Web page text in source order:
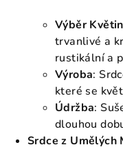
Výběr Květin
trvanlivé a
rustikální a
Výroba:
které se
Údržba:
dlouhou
Srdce z Umělých